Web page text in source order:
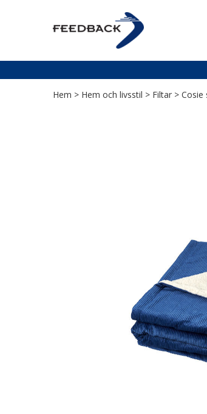
Hem > Hem och livsstil > Filtar >